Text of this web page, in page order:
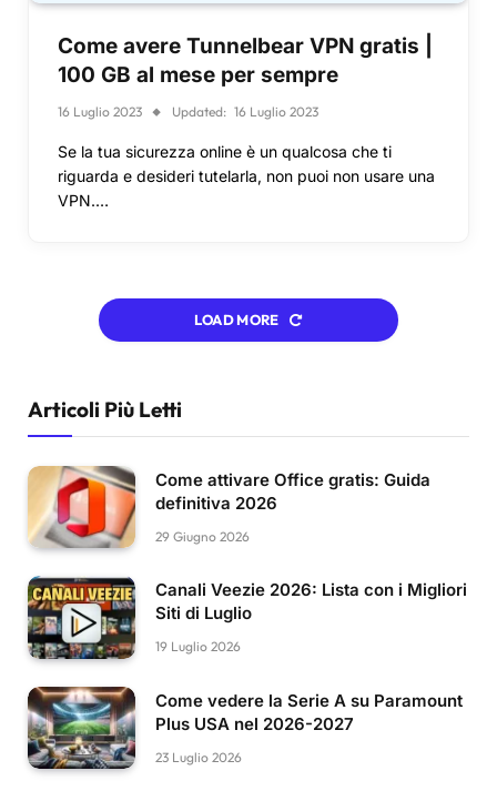
Come avere Tunnelbear VPN gratis |
100 GB al mese per sempre
16 Luglio 2023 Updated: 16 Luglio 2023
Se la tua sicurezza online è un qualcosa che ti
riguarda e desideri tutelarla, non puoi non usare una
VPN.…
LOAD MORE
Articoli Più Letti
Come attivare Office gratis: Guida
definitiva 2026
29 Giugno 2026
Canali Veezie 2026: Lista con i Migliori
Siti di Luglio
19 Luglio 2026
Come vedere la Serie A su Paramount
Plus USA nel 2026-2027
23 Luglio 2026